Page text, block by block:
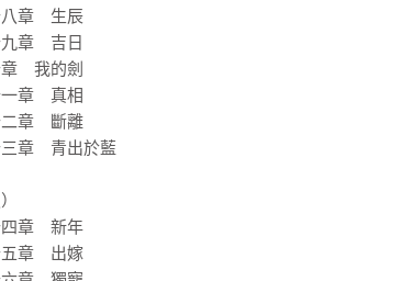
，是封雲將軍肖玨娶妻的日子，
魏第一位女侯爵、女將軍，
輩子的錯過，都補償回來。
，禾晏回歸身分，被安排嫁入許家，
如血，一如她血淋淋的結局。
大紅嫁衣，揭下面具昂首挺胸，要嫁給兩世唯一的愛人
風雲突變，烏托人捲土重來，全面進攻大魏。
鴻將軍，大魏仍然有女將星。
章　生辰
章　吉日
　我的劍
章　真相
章　斷離
章　青出於藍
章　新年
章　出嫁